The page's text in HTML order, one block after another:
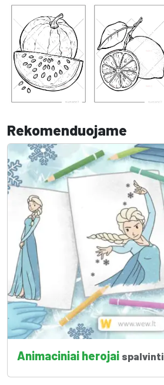
Rekomenduojame
Animaciniai herojai spalvinti